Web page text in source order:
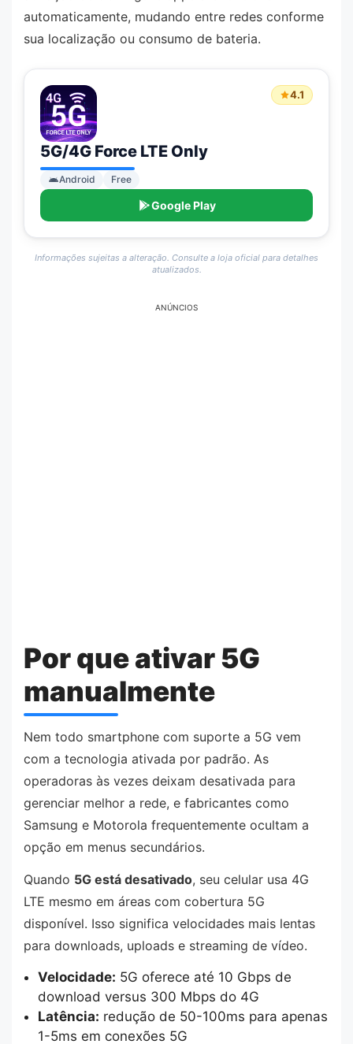
automaticamente, mudando entre redes conforme
sua localização ou consumo de bateria.
4.1
5G/4G Force LTE Only
Android Free
Google Play
Informações sujeitas a alteração. Consulte a loja oficial para detalhes
atualizados.
ANÚNCIOS
Por que ativar 5G
manualmente
Nem todo smartphone com suporte a 5G vem
com a tecnologia ativada por padrão. As
operadoras às vezes deixam desativada para
gerenciar melhor a rede, e fabricantes como
Samsung e Motorola frequentemente ocultam a
opção em menus secundários.
Quando 5G está desativado, seu celular usa 4G
LTE mesmo em áreas com cobertura 5G
disponível. Isso significa velocidades mais lentas
para downloads, uploads e streaming de vídeo.
Velocidade: 5G oferece até 10 Gbps de
download versus 300 Mbps do 4G
Latência: redução de 50-100ms para apenas
1-5ms em conexões 5G